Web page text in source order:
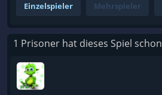
Einzelspieler Mehrspieler
1 Prisoner hat dieses Spiel schon